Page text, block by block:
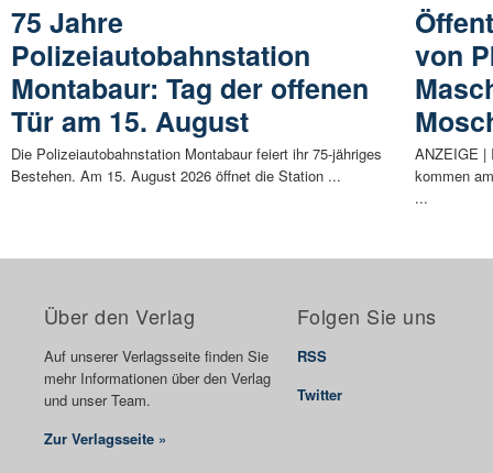
75 Jahre
Polizeiautobahnstation
Montabaur: Tag der offenen
Tür am 15. August
Die Polizeiautobahnstation Montabaur feiert ihr 75-jähriges
Bestehen. Am 15. August 2026 öffnet die Station ...
von
ANZEIGE |
kommen
...
Über den Verlag
Auf unserer Verlagsseite finden Sie
mehr Informationen über den Verlag
und unser Team.
Zur Verlagsseite »
Folgen Sie uns
RSS
Twitter